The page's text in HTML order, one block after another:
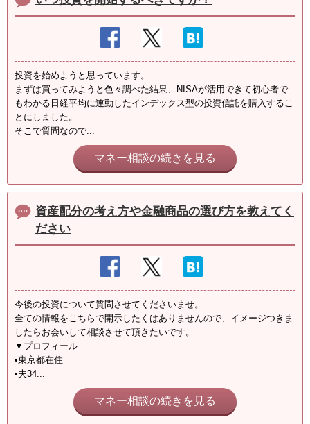
投資を始めようと思っています。
まずは買ってみようと色々調べた結果、NISAが活用できて初心者で
もわかる日経平均に連動したインデックス型の投資信託を購入するこ
とにしました。
そこで質問なので...
マネー相談の続きを見る
資産配分の考え方や金融商品の選び方を教えてく
ださい
今後の投資について質問させてくださいませ。
全ての情報をこちらで開示したくはありませんので、イメージつきま
したらお会いして相談させて頂きたいです。
▼プロフィール
•東京都在住
•夫34...
マネー相談の続きを見る